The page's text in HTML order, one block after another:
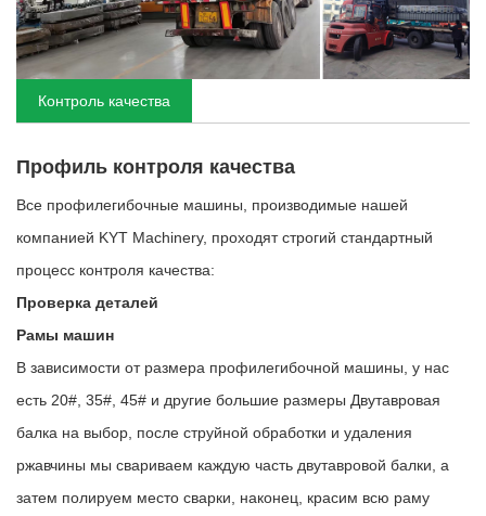
Контроль качества
Профиль контроля качества
Все профилегибочные машины, производимые нашей
компанией KYT Machinery, проходят строгий стандартный
процесс контроля качества:
Проверка деталей
Рамы машин
В зависимости от размера профилегибочной машины, у нас
есть 20#, 35#, 45# и другие большие размеры Двутавровая
балка на выбор, после струйной обработки и удаления
ржавчины мы свариваем каждую часть двутавровой балки, а
затем полируем место сварки, наконец, красим всю раму